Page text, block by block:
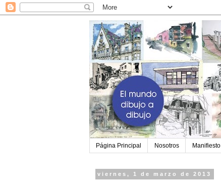
Página Principal Nosotros Manifiesto
viernes, 1 de marzo de 2013